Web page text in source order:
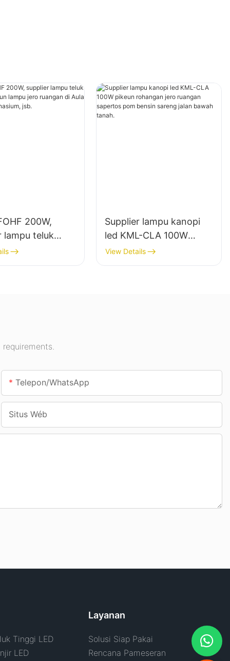
200W,
lampu teluk
pikeun lampu
di Aula
Supplier lampu kanopi
led KML-CLA 100W
pikeun rohangan jero
ruangan sapertos pom
View Details
Telepon/whatsApp
Situs Wéb
Tinggi LED
LED
Layanan
Solusi Siap Pakai
Rencana Pameseran